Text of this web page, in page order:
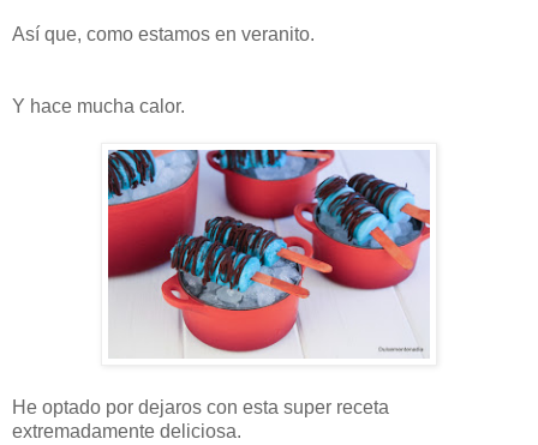
Así que, como estamos en veranito.
Y hace mucha calor.
He optado por dejaros con esta super receta
extremadamente deliciosa.